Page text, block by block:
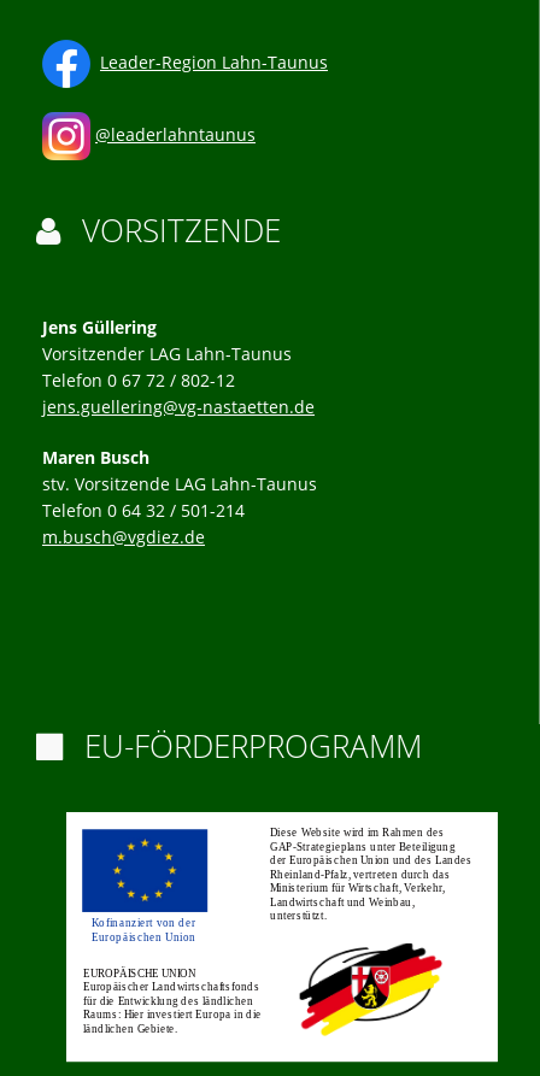
Leader-Region Lahn-Taunus
@leaderlahntaunus
 VORSITZENDE
Jens Güllering
Vorsitzender LAG Lahn-Taunus
Telefon 0 67 72 / 802-12
jens.guellering@vg-nastaetten.de
Maren Busch
stv. Vorsitzende LAG Lahn-Taunus
Telefon 0 64 32 / 501-214
m.busch@vgdiez.de
EU-FÖRDERPROGRAMM